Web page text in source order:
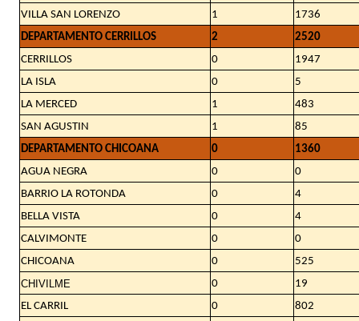
VILLA SAN LORENZO 1
1736
DEPARTAMENTO CERRILLOS
2
2520
CERRILLOS
0
1947
LA ISLA
0
5
LA MERCED
1
483
SAN AGUSTIN
1
85
DEPARTAMENTO CHICOANA
0
1360
AGUA NEGRA
0
0
BARRIO LA ROTONDA
0
4
BELLA VISTA
0
4
CALVIMONTE
0
0
CHICOANA
0
525
CHIVILME
0
19
EL CARRIL
0
802